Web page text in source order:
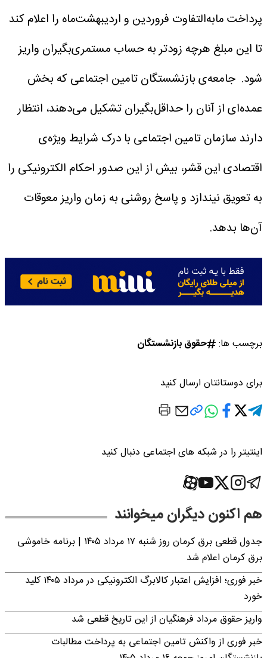
پرداخت مابه‌التفاوت فروردین و اردیبهشت‌ماه را اعلام کند
تا این مبلغ هرچه زودتر به حساب مستمری‌بگیران واریز
شود. جامعه‌ی بازنشستگان تامین اجتماعی که بخش
عمده‌ای از آنان را حداقل‌بگیران تشکیل می‌دهند، انتظار
دارند سازمان تامین اجتماعی با درک شرایط ویژه‌ی
اقتصادی این قشر، بیش از این صدور احکام الکترونیکی را
به تعویق نیندازد و پاسخ روشنی به زمان واریز معوقات
آن‌ها بدهد.
برچسب ها: حقوق بازنشستگان
برای دوستانتان ارسال کنید
اینتیتر را در شبکه های اجتماعی دنبال کنید
هم اکنون دیگران میخوانند
جدول قطعی برق کرمان روز شنبه ۱۷ مرداد ۱۴۰۵ | برنامه خاموشی
برق کرمان اعلام شد
خبر فوری؛ افزایش اعتبار کالابرگ الکترونیکی در مرداد ۱۴۰۵ کلید
خورد
واریز حقوق مرداد فرهنگیان از این تاریخ قطعی شد
خبر فوری از واکنش تامین اجتماعی به پرداخت مطالبات